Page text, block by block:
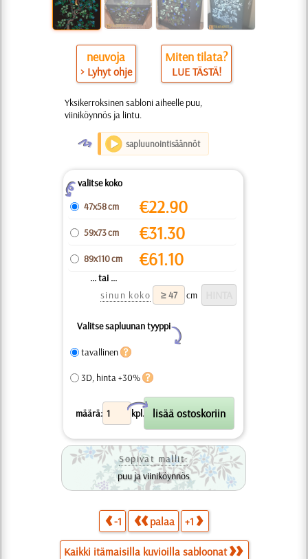
neuvoja
> Lyhyt ohje
Miten tilata?
LUE TÄSTÄ!
Yksikerroksinen sabloni aiheelle puu,
viiniköynnös ja lintu.
O sapluunointisäännöt
Zvalitse koko
47x58 cm
€22.90
59x73 cm €31.30
89x110 cm €61.10
... tai ...
sinun koko
cm
Valitse sapluunan tyyppi
Y
tavallinen
3D, hinta +30%
määrä: kpl.
X
Sopivat mallit:
puu ja viiniköynnös
-1 palaa +1
Kaikki itämaisilla kuvioilla sabloonat